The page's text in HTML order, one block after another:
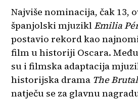
Najviše nominacija, čak 13,
španjolski mjuziklEmilia
postavio rekord kao
film u historiji Oscara.
su i filmska adaptacija
historijska drama The
natječu se za glavnu